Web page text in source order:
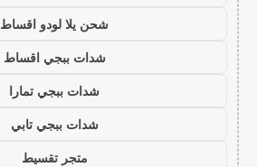
شحن يلا لودو اقساط
شدات ببجي اقساط
شدات ببجي تمارا
شدات ببجي تابي
متجر تقسيط